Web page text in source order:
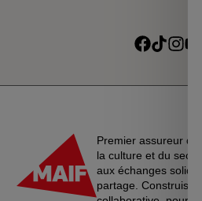
Je souhaite recevoir les alertes
Premier assureur du
la culture et du
aux échanges
partage.